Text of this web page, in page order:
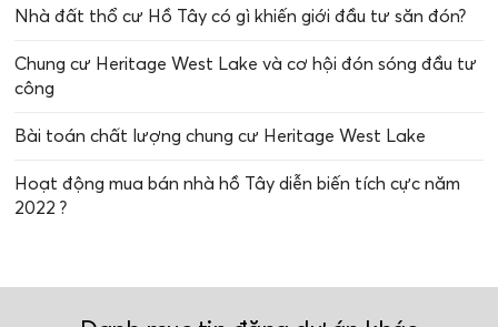
Nhà đất thổ cư Hồ Tây có gì khiến giới đầu tư săn đón?
Chung cư Heritage West Lake và cơ hội đón sóng đầu tư
công
Bài toán chất lượng chung cư Heritage West Lake
Hoạt động mua bán nhà hồ Tây diễn biến tích cực năm
2022 ?